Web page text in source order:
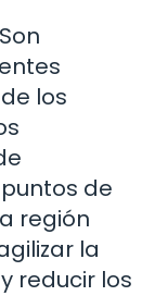
Son
los
de
región
la
reducir los